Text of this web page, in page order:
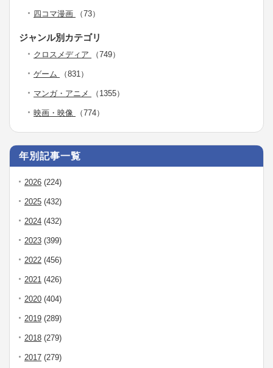
四コマ漫画 （73）
ジャンル別カテゴリ
クロスメディア （749）
ゲーム （831）
マンガ・アニメ （1355）
映画・映像 （774）
年別記事一覧
2026 (224)
2025 (432)
2024 (432)
2023 (399)
2022 (456)
2021 (426)
2020 (404)
2019 (289)
2018 (279)
2017 (279)